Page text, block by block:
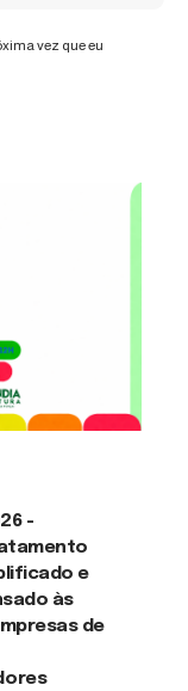
vez que eu
-
e
às
de